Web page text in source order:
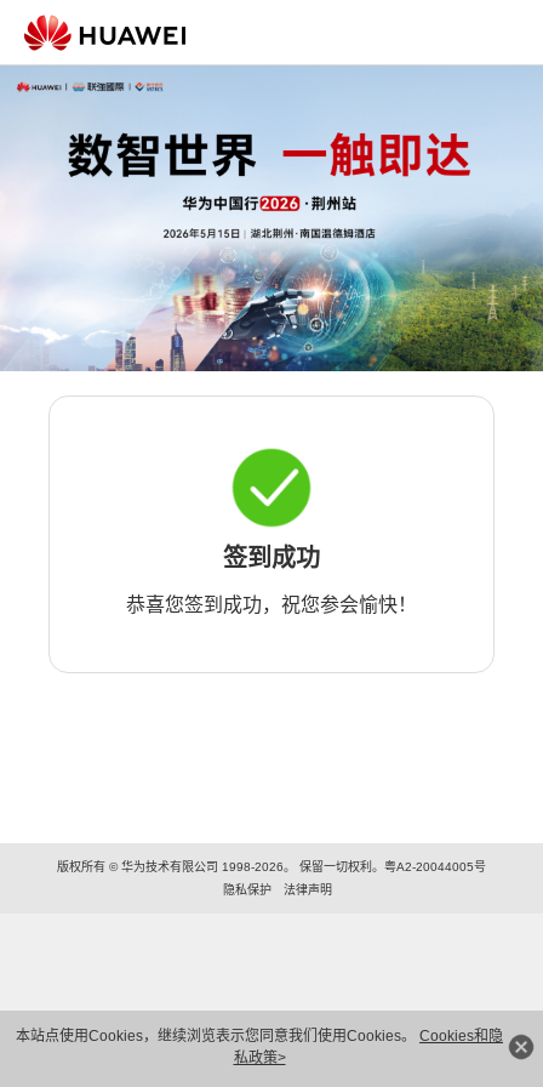
本站点使用Cookies，继续浏览表示您同意我们使用Cookies。 Cookies和隐
私政策>
签到成功
恭喜您签到成功，祝您参会愉快！
版权所有 © 华为技术有限公司 1998-2026。 保留一切权利。粤A2-20044005号
隐私保护
法律声明